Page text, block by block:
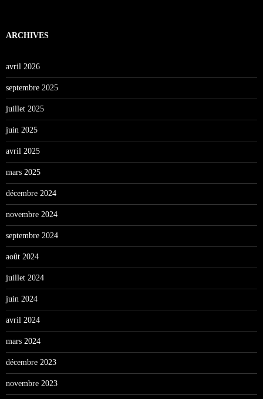
ARCHIVES
avril 2026
septembre 2025
juillet 2025
juin 2025
avril 2025
mars 2025
décembre 2024
novembre 2024
septembre 2024
août 2024
juillet 2024
juin 2024
avril 2024
mars 2024
décembre 2023
novembre 2023